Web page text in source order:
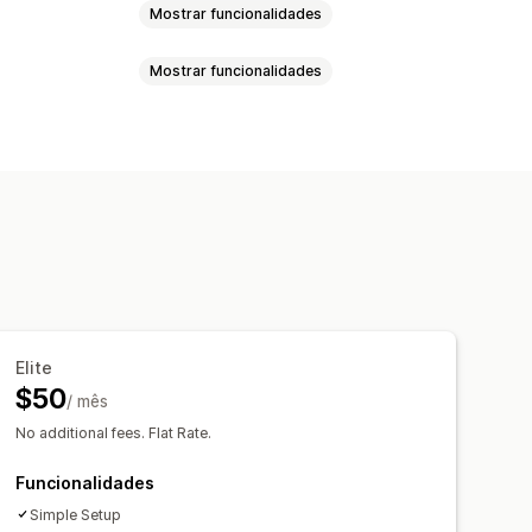
Mostrar funcionalidades
Mostrar funcionalidades
Elite
$50/ mês
No additional fees. Flat Rate.
Funcionalidades
Simple Setup